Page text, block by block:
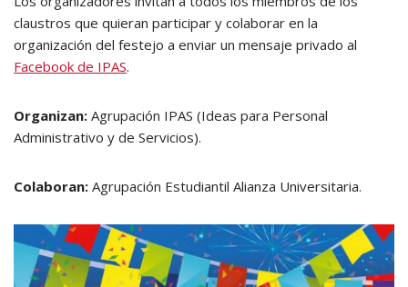
claustros que quieran participar y colaborar en la
organización del festejo a enviar un mensaje privado al
Facebook de IPAS.
Organizan: Agrupación IPAS (Ideas para Personal
Administrativo y de Servicios).
Colaboran: Agrupación Estudiantil Alianza Universitaria.